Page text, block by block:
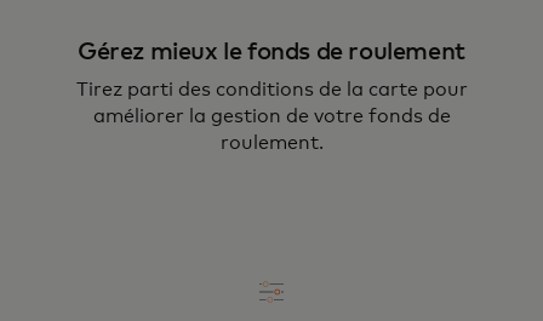
Gérez mieux le fonds de roulement
Tirez parti des conditions de la carte pour
améliorer la gestion de votre fonds de
roulement.